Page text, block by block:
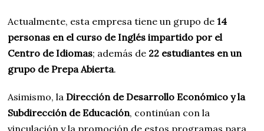
Actualmente, esta empresa tiene un grupo de14
personas en el curso de Inglés impartido por el
Centro de Idiomas; además de 22 estudiantes en un
grupo de Prepa Abierta.
Asimismo, la Dirección de Desarrollo Económico y la
Subdirección de Educación, continúan con la
vinculación y la promoción de estos programas para